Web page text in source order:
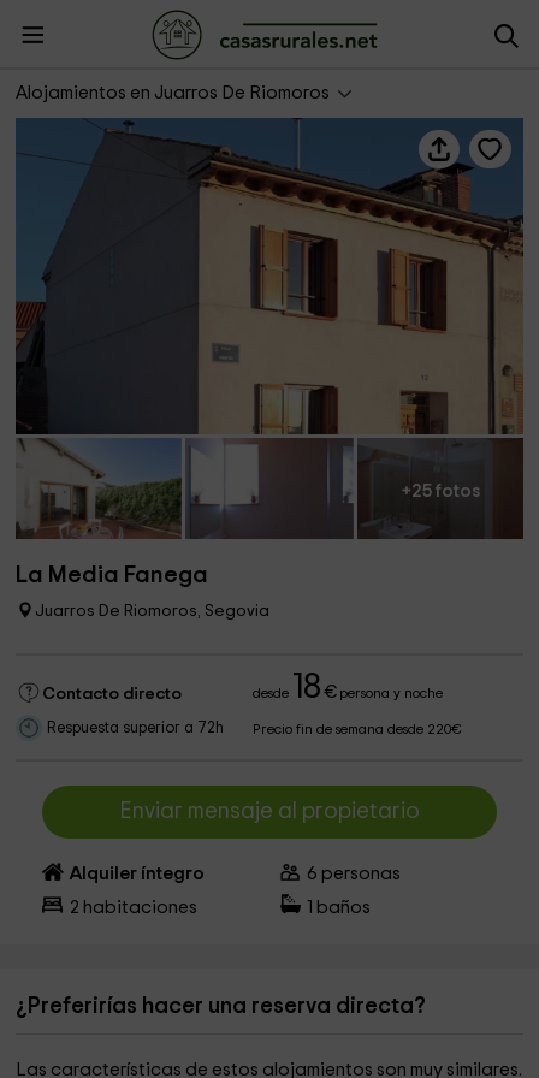
Alojamientos en Juarros De Riomoros
+25 fotos
La Media Fanega
Juarros De Riomoros, Segovia
Contacto directo desde 18 €persona y noche
Respuesta superior a 72h Precio fin de semana desde 220€
Enviar mensaje al propietario
Alquiler íntegro 6 personas
2 habitaciones baños
¿Preferirías hacer una reserva directa?
Las características de estos alojamientos son muy similares.